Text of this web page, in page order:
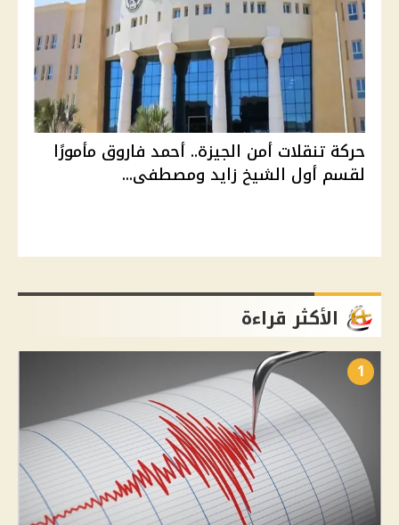
حركة تنقلات أمن الجيزة.. أحمد فاروق مأمورًا
لقسم أول الشيخ زايد ومصطفى...
الأكثر قراءة
1